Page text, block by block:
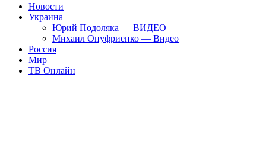
Новости
Украина
Юрий Подоляка — ВИДЕО
Михаил Онуфриенко — Видео
Россия
Мир
ТВ Онлайн